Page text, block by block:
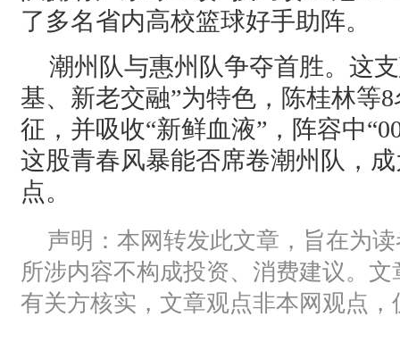
了多名省内高校篮球好手助阵。
潮州队与惠州队争夺首胜。这
基、新老交融”为特色，陈桂林等
征，并吸收“新鲜血液”，阵容中
这股青春风暴能否席卷潮州队，
点。
声明：本网转发此文章，旨在为
所涉内容不构成投资、消费建议。
有关方核实，文章观点非本网观点